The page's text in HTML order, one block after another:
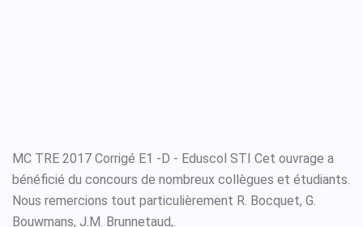
MC TRE 2017 Corrigé E1 -D - Eduscol STI Cet ouvrage a
bénéficié du concours de nombreux collègues et étudiants.
Nous remercions tout particulièrement R. Bocquet, G.
Bouwmans, J.M. Brunnetaud,.